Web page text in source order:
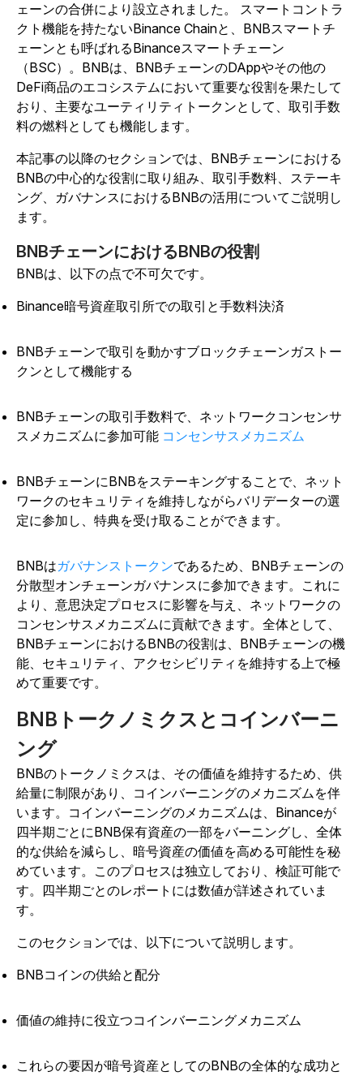
ェーンの合併により設立されました。 スマートコントラ
クト機能を持たないBinance Chainと、BNBスマートチ
ェーンとも呼ばれるBinanceスマートチェーン
（BSC）。BNBは、BNBチェーンのDAppやその他の
DeFi商品のエコシステムにおいて重要な役割を果たして
おり、主要なユーティリティトークンとして、取引手数
料の燃料としても機能します。
本記事の以降のセクションでは、BNBチェーンにおける
BNBの中心的な役割に取り組み、取引手数料、ステーキ
ング、ガバナンスにおけるBNBの活用についてご説明し
ます。
BNBチェーンにおけるBNBの役割
BNBは、以下の点で不可欠です。
Binance暗号資産取引所での取引と手数料決済
BNBチェーンで取引を動かすブロックチェーンガストー
クンとして機能する
BNBチェーンの取引手数料で、ネットワークコンセンサ
スメカニズムに参加可能 コンセンサスメカニズム
BNBチェーンにBNBをステーキングすることで、ネット
ワークのセキュリティを維持しながらバリデーターの選
定に参加し、特典を受け取ることができます。
BNBはガバナンストークンであるため、BNBチェーンの
分散型オンチェーンガバナンスに参加できます。これに
より、意思決定プロセスに影響を与え、ネットワークの
コンセンサスメカニズムに貢献できます。全体として、
BNBチェーンにおけるBNBの役割は、BNBチェーンの機
能、セキュリティ、アクセシビリティを維持する上で極
めて重要です。
BNBトークノミクスとコインバーニ
ング
BNBのトークノミクスは、その価値を維持するため、供
給量に制限があり、コインバーニングのメカニズムを伴
います。コインバーニングのメカニズムは、Binanceが
四半期ごとにBNB保有資産の一部をバーニングし、全体
的な供給を減らし、暗号資産の価値を高める可能性を秘
めています。このプロセスは独立しており、検証可能で
す。四半期ごとのレポートには数値が詳述されていま
す。
このセクションでは、以下について説明します。
BNBコインの供給と配分
価値の維持に役立つコインバーニングメカニズム
これらの要因が暗号資産としてのBNBの全体的な成功と